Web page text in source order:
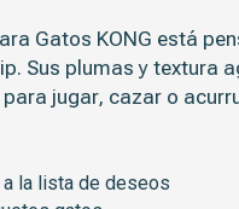
Gatos KONG está
Sus plumas y textura
jugar, cazar o
a la lista de deseos